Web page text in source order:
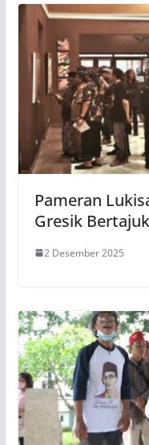
Pameran
Gresik
2 Desember 2025